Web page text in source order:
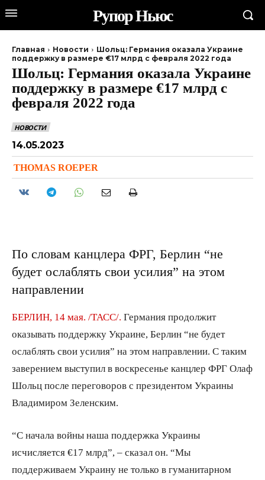
Рупор Ньюс
Главная Новости
Шольц: Германия оказала Украине
поддержку в размере €17 млрд с февраля 2022 года
Шольц: Германия оказала Украине
поддержку в размере €17 млрд с
февраля 2022 года
НОВОСТИ
14.05.2023
THOMAS ROEPER
По словам канцлера ФРГ, Берлин “не
будет ослаблять свои усилия” на этом
направлении
БЕРЛИН, 14 мая. /ТАСС/. Германия продолжит
оказывать поддержку Украине, Берлин “не будет
ослаблять свои усилия” на этом направлении. С таким
заверением выступил в воскресенье канцлер ФРГ Олаф
Шольц после переговоров с президентом Украины
Владимиром Зеленским.
“С начала войны наша поддержка Украины
исчисляется €17 млрд”, – сказал он. “Мы
поддерживаем Украину не только в гуманитарном